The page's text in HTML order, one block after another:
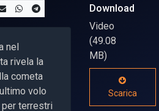
nel
rivela la
cometa
volo
per terrestri
Download
Video
(49.08
MB)
Scarica